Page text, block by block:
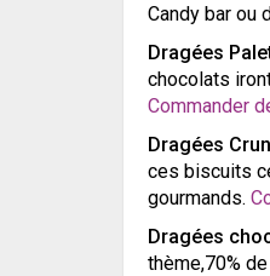
Candy bar ou
Dragées
chocolats
Commander
Dragées
ces biscuits
gourmands.
Dragées
thème,70%